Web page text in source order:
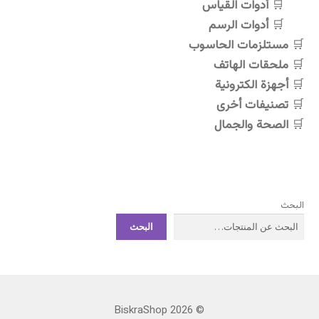
أدوات القياس
أدوات الرسم
مستلزمات الحاسوب
ملحقات الهاتف
أجهزة الكترونية
تصنيفات أخرى
الصحة والجمال
البحث
البحث
© BiskraShop 2026